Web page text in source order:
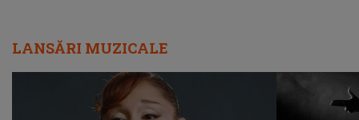
LANSĂRI MUZICALE